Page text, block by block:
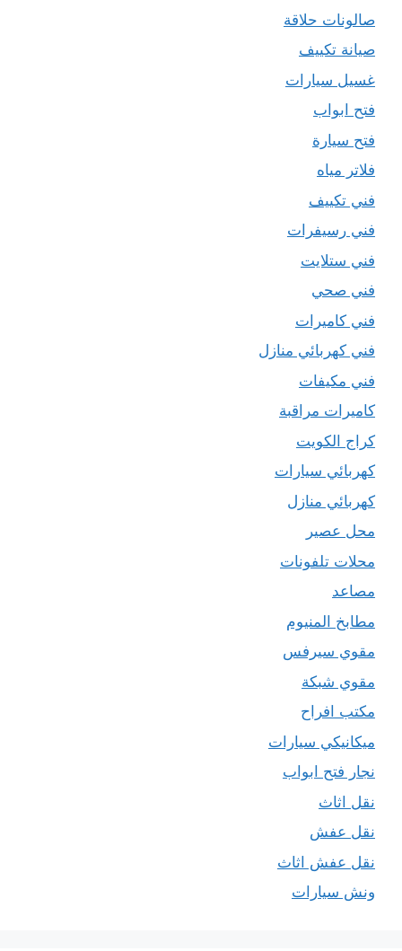
صالونات حلاقة
صيانة تكييف
غسيل سيارات
فتح ابواب
فتح سيارة
فلاتر مياه
فني تكييف
فني رسيفرات
فني ستلايت
فني صحي
فني كاميرات
فني كهربائي منازل
فني مكيفات
كاميرات مراقبة
كراج الكويت
كهربائي سيارات
كهربائي منازل
محل عصير
محلات تلفونات
مصاعد
مطابخ المنيوم
مقوي سيرفس
مقوي شبكة
مكتب افراح
ميكانيكي سيارات
نجار فتح ابواب
نقل اثاث
نقل عفش
نقل عفش اثاث
ونش سيارات